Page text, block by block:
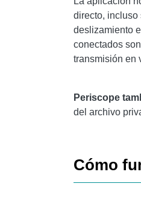
directo, incluso
deslizamiento
conectados
transmisión en
Periscope
del archivo
Cómo